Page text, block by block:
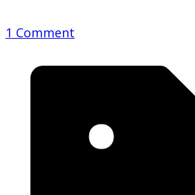
1 Comment